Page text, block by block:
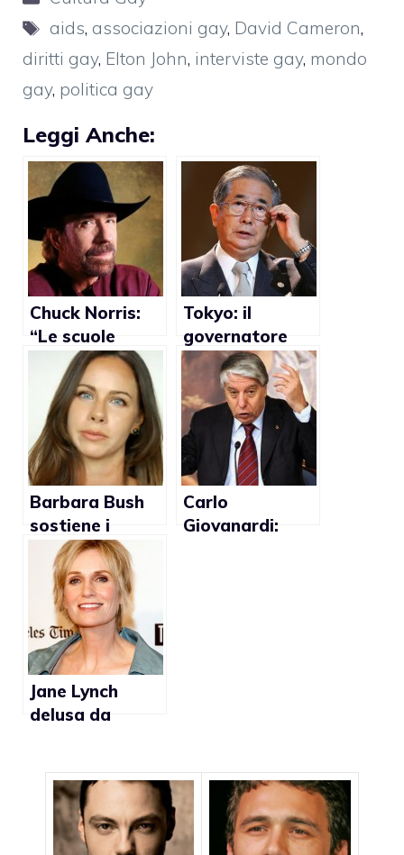
Tag
aids, associazioni gay, David Cameron,
diritti gay, Elton John, interviste gay, mondo
gay, politica gay
Leggi Anche:
Chuck Norris:
“Le scuole
americane sono
troppo gay”
Tokyo: il
governatore
Shintaro
Ishihara
promuove la
discriminazione
verso i gay?
Barbara Bush
sostiene i
matrimoni gay
Carlo
Giovanardi:
Jane Lynch
delusa da
diritti gay